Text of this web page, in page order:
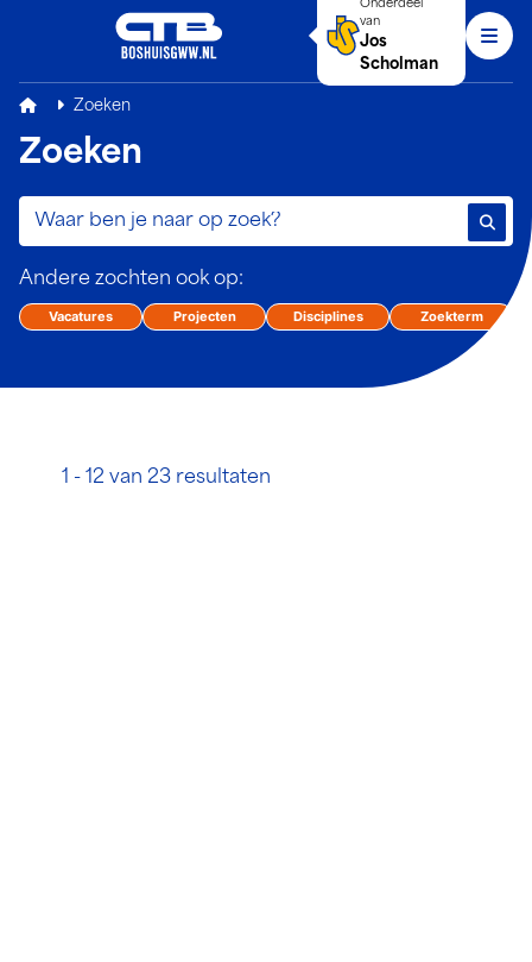
Onderdeel
van
Jos
Scholman
Zoeken
Zoeken
Andere zochten ook op:
Vacatures Projecten Disciplines Zoekterm
1 - 12 van 23 resultaten